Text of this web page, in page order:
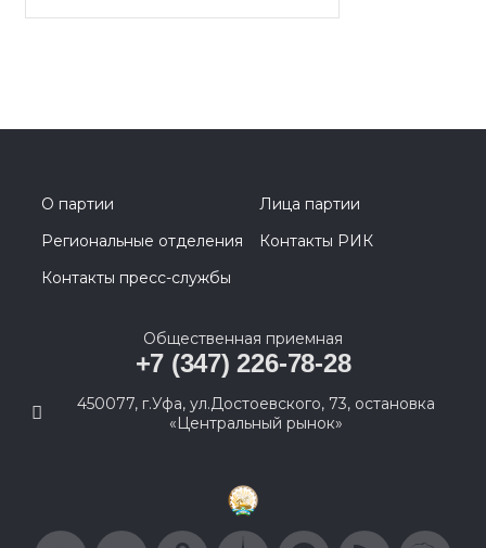
О партии
Лица партии
Региональные отделения
Контакты РИК
Контакты пресс-службы
Общественная приемная
+7 (347) 226-78-28
450077, г.Уфа, ул.Достоевского, 73, остановка
«Центральный рынок»